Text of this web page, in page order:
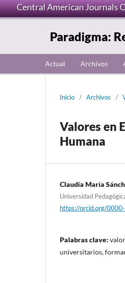
Central American Journals
Paradigma:
Actual Archivos
Inicio / Archivos /
Valores en
Humana
Claudia María
Universidad
https://orcid.org/
Palabras clave:
universitarios,